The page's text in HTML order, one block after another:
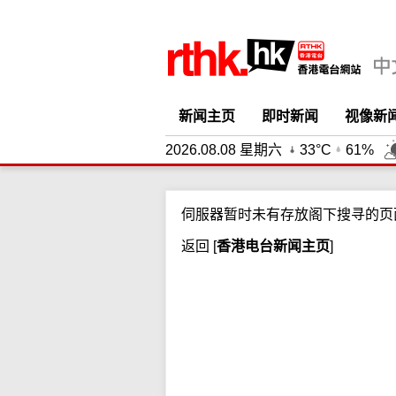
新闻主页 即时新闻 视像新
2026.08.08 星期六 33°C 61%
伺服器暂时未有存放阁下搜寻的页
返回 [香港电台新闻主页]